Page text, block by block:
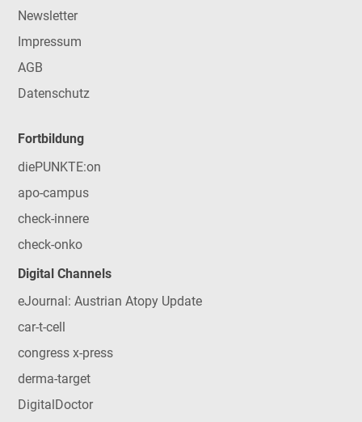
Newsletter
Impressum
AGB
Datenschutz
Fortbildung
diePUNKTE:on
apo-campus
check-innere
check-onko
Digital Channels
eJournal: Austrian Atopy Update
car-t-cell
congress x-press
derma-target
DigitalDoctor